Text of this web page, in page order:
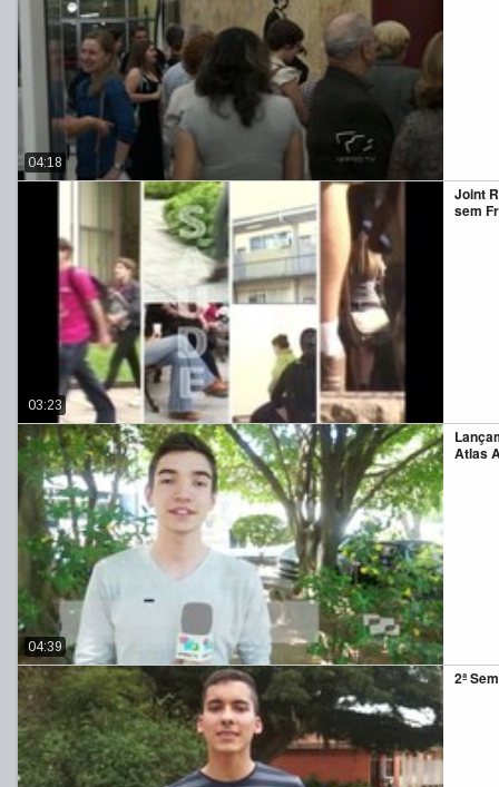
04:18
Joint
sem
03:23
Atlas
04:39
2ª